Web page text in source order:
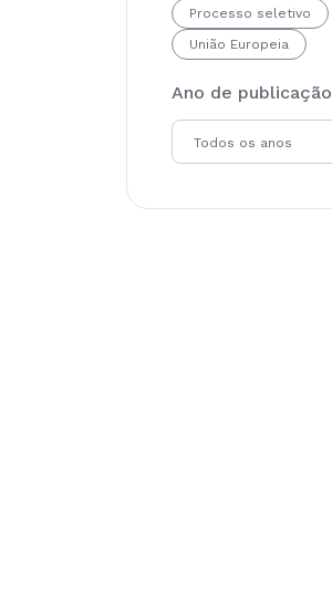
Processo seletivo
União Europeia
Ano de publicação